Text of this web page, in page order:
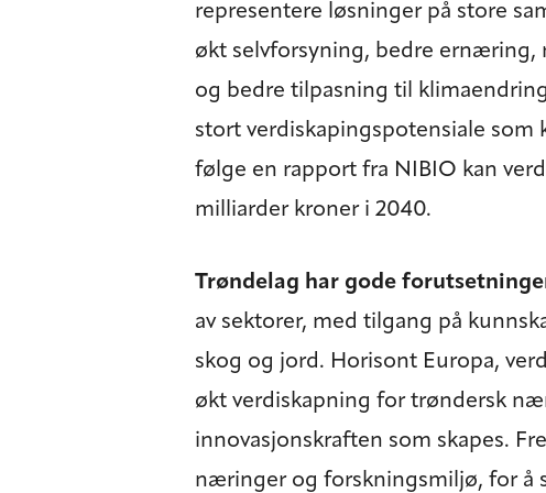
representere løsninger på store
økt selvforsyning, bedre ernæring,
og bedre tilpasning til
stort verdiskapingspotensiale
følge en rapport fra NIBIO kan
milliarder kroner i 2040.
Trøndelag har gode
av sektorer, med tilgang på
skog og jord. Horisont Europa,
økt verdiskapning for trøndersk
innovasjonskraften som skapes.
næringer og forskningsmiljø, for å